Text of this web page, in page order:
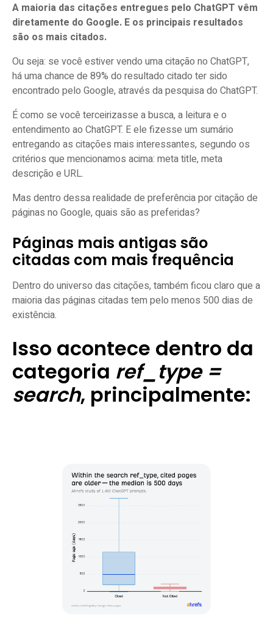
A maioria das citações entregues pelo ChatGPT vêm
diretamente do Google. E os principais resultados
são os mais citados.
Ou seja: se você estiver vendo uma citação no ChatGPT,
há uma chance de 89% do resultado citado ter sido
encontrado pelo Google, através da pesquisa do ChatGPT.
É como se você terceirizasse a busca, a leitura e o
entendimento ao ChatGPT. E ele fizesse um sumário
entregando as citações mais interessantes, segundo os
critérios que mencionamos acima: meta title, meta
descrição e URL.
Mas dentro dessa realidade de preferência por citação de
páginas no Google, quais são as preferidas?
Páginas mais antigas são
citadas com mais frequência
Dentro do universo das citações, também ficou claro que a
maioria das páginas citadas tem pelo menos 500 dias de
existência.
Isso acontece dentro da
categoria ref_type =
search, principalmente: